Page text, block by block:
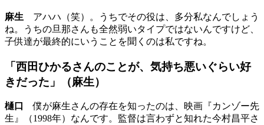
麻生 アハハ（笑）。うちでその役は、多分私なんでしょう
ね。うちの旦那さんも全然弱いタイプではないんですけど、
子供達が最終的にいうことを聞くのは私ですね。
「西田ひかるさんのことが、気持ち悪いぐらい好
きだった」（麻生）
樋口
僕が麻生さんの存在を知ったのは、映画『カンゾー先
生』（1998年）なんです。監督は言わずと知れた今村昌平さ